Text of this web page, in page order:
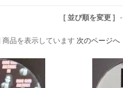
[ 並び順を変更 ] -
品を表示しています 次のページへ